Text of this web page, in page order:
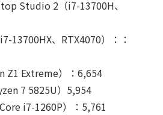
Studio 2（i7-13700H、
13700HX、RTX4070）：：
Z1 Extreme）：6,654
7 5825U）5,954
i7-1260P）：5,761